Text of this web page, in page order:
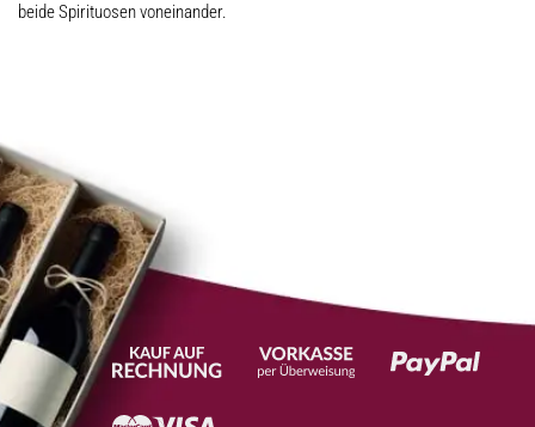
beide Spirituosen voneinander.